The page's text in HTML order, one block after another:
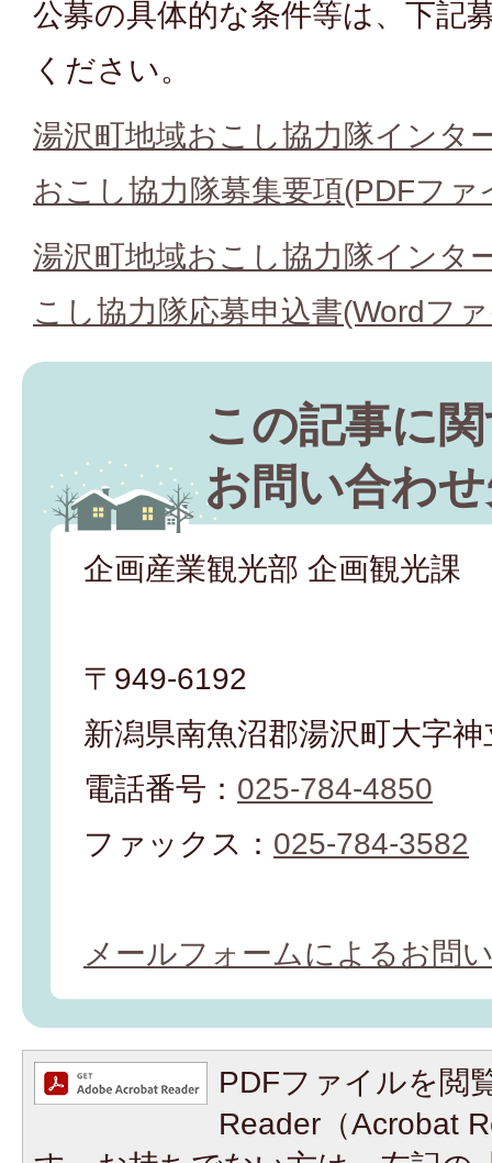
公募の具体的な条件等は、下記
ください。
湯沢町地域おこし協力隊インタ
おこし協力隊募集要項(PDFフ
湯沢町地域おこし協力隊インタ
こし協力隊応募申込書(Wordフ
この記事に
お問い合わ
企画産業観光部 企画観光課
〒949-6192
新潟県南魚沼郡湯沢町大字
電話番号： 025-784-4850
ファックス： 025-784-3582
メールフォームによるお問
PDFファイルを閲
Reader（Acrobat